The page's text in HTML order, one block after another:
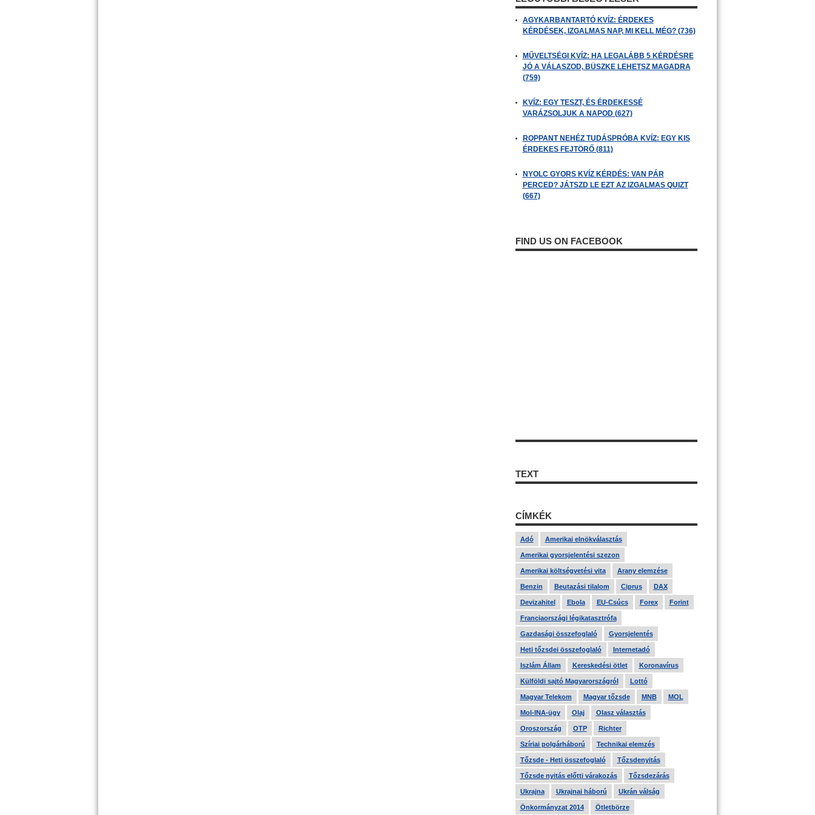
AGYKARBANTARTÓ KVÍZ: ÉRDEKES
KÉRDÉSEK, IZGALMAS NAP, MI KELL MÉG? (736)
MŰVELTSÉGI KVÍZ: HA LEGALÁBB 5 KÉRDÉSRE
JÓ A VÁLASZOD, BÜSZKE LEHETSZ MAGADRA
(759)
KVÍZ: EGY TESZT, ÉS ÉRDEKESSÉ
VARÁZSOLJUK A NAPOD (627)
ROPPANT NEHÉZ TUDÁSPRÓBA KVÍZ: EGY KIS
ÉRDEKES FEJTÖRŐ (811)
NYOLC GYORS KVÍZ KÉRDÉS: VAN PÁR
PERCED? JÁTSZD LE EZT AZ IZGALMAS QUIZT
(667)
FIND US ON FACEBOOK
TEXT
CÍMKÉK
Adó Amerikai elnökválasztás
Amerikai gyorsjelentési szezon
Amerikai költségvetési vita Arany elemzése
Benzin Beutazási tilalom Ciprus DAX
Devizahitel Ebola EU-Csúcs Forex Forint
Franciaországi légikatasztrófa
Gazdasági összefoglaló Gyorsjelentés
Heti tőzsdei összefoglaló Internetadó
Iszlám Állam Kereskedési ötlet Koronavírus
Külföldi sajtó Magyarországról Lottó
Magyar Telekom Magyar tőzsde MNB MOL
Mol-INA-ügy Olaj Olasz választás
Oroszország OTP Richter
Szíriai polgárháború Technikai elemzés
Tőzsde - Heti összefoglaló Tőzsdenyitás
Tőzsde nyitás előtti várakozás Tőzsdezárás
Ukrajna Ukrajnai háború Ukrán válság
Önkormányzat 2014 Ötletbörze